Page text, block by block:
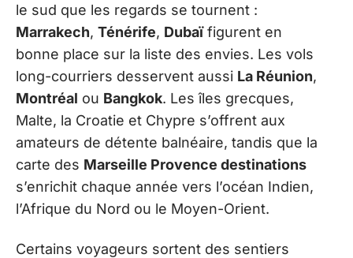
le sud que les regards se tournent :
Marrakech, Ténérife, Dubaïfigurent en
bonne place sur la liste des envies. Les vols
long-courriers desservent aussi La Réunion,
Montréal ou Bangkok. Les îles grecques,
Malte, la Croatie et Chypre s’offrent aux
amateurs de détente balnéaire, tandis que la
carte des Marseille Provence destinations
s’enrichit chaque année vers l’océan Indien,
l’Afrique du Nord ou le Moyen-Orient.
Certains voyageurs sortent des sentiers